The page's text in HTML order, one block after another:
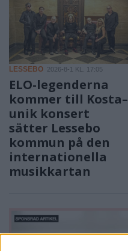
LESSEBO 2026-8-1 KL. 17:05
ELO-legenderna
kommer till Kosta–
unik konsert
sätter Lessebo
kommun på den
internationella
musikkartan